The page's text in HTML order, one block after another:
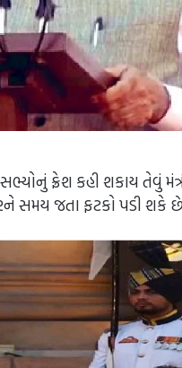
ફ્રેશ કહી શકાય
સમય જતા ફટકો પડી